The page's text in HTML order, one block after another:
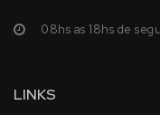
08hs as 18hs de
LINKS